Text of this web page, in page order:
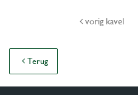
vorig kavel
Terug